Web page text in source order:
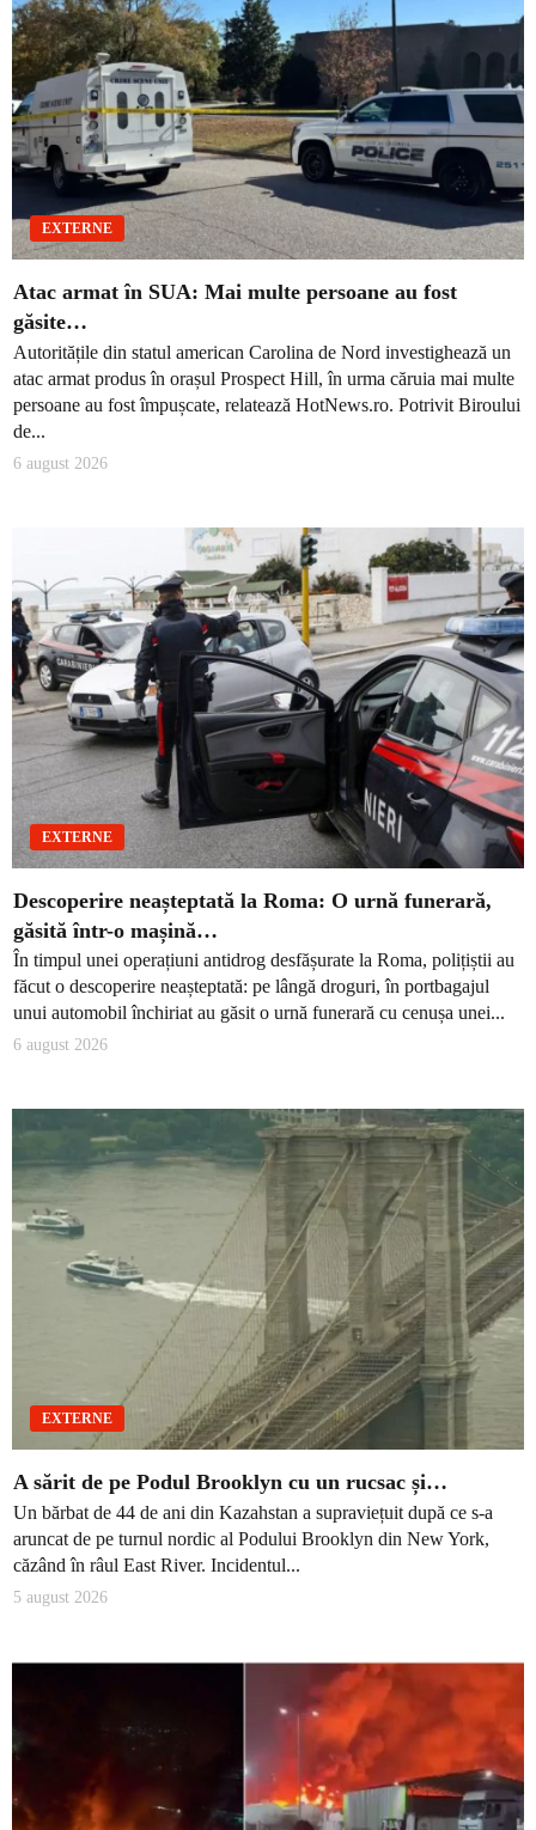
EXTERNE
Atac armat în SUA: Mai multe persoane au fost
găsite…
Autoritățile din statul american Carolina de Nord investighează un
atac armat produs în orașul Prospect Hill, în urma căruia mai multe
persoane au fost împușcate, relatează HotNews.ro. Potrivit Biroului
de...
6 august 2026
EXTERNE
Descoperire neașteptată la Roma: O urnă funerară,
găsită într-o mașină…
În timpul unei operațiuni antidrog desfășurate la Roma, polițiștii au
făcut o descoperire neașteptată: pe lângă droguri, în portbagajul
unui automobil închiriat au găsit o urnă funerară cu cenușa unei...
6 august 2026
EXTERNE
A sărit de pe Podul Brooklyn cu un rucsac și…
Un bărbat de 44 de ani din Kazahstan a supraviețuit după ce s-a
aruncat de pe turnul nordic al Podului Brooklyn din New York,
căzând în râul East River. Incidentul...
5 august 2026